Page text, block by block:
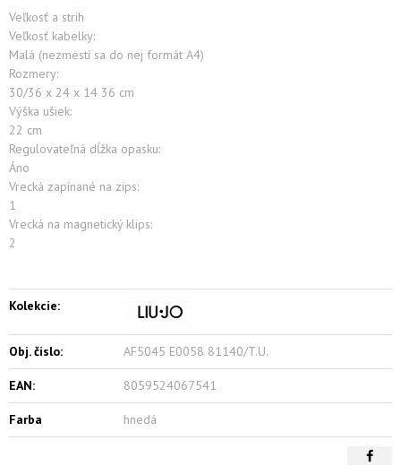
Veľkosť a strih
Veľkosť kabelky:
Malá (nezmestí sa do nej formát A4)
Rozmery:
30/36 x 24 x 14 36 cm
Výška ušiek:
22 cm
Regulovateľná dĺžka opasku:
Áno
Vrecká zapínané na zips:
1
Vrecká na magnetický klips:
2
Kolekcie:
Obj. čislo: AF5045 E0058 81140/T.U.
EAN: 8059524067541
Farba hnedá